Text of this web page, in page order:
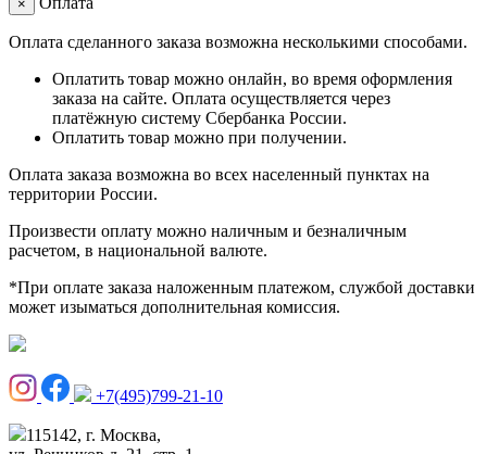
×
Оплата сделанного заказа возможна несколькими способами.
Оплатить товар можно онлайн, во время оформления
заказа на сайте. Оплата осуществляется через
платёжную систему Сбербанка России.
Оплатить товар можно при получении.
Оплата заказа возможна во всех населенный пунктах на
территории России.
Произвести оплату можно наличным и безналичным
расчетом, в национальной валюте.
*При оплате заказа наложенным платежом, службой доставки
может изыматься дополнительная комиссия.
+7(495)799-21-10
115142, г. Москва,